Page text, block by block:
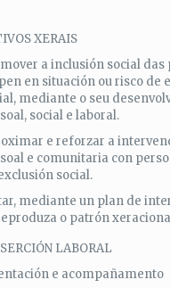
XERAIS
a inclusión social das
en situación ou risco de
mediante o seu
social e laboral.
e reforzar a
e comunitaria con
social.
mediante un plan de
o patrón
LABORAL
e acompañamento